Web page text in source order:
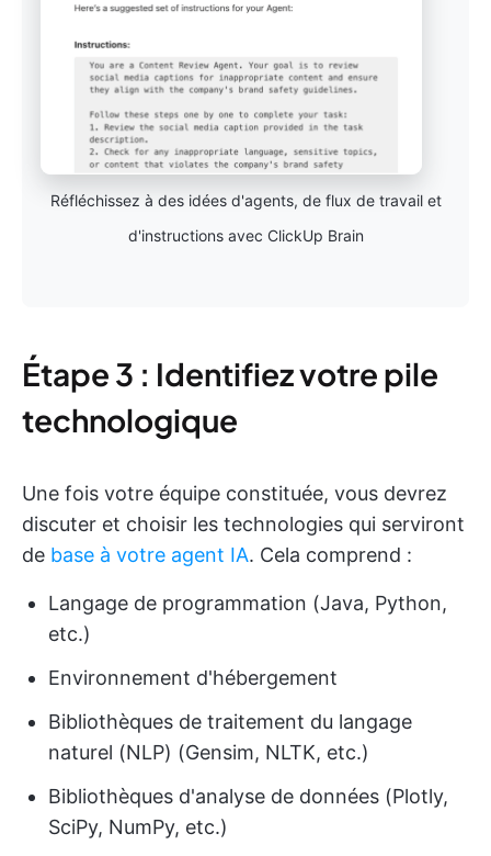
Réfléchissez à des idées d'agents, de flux de travail et
d'instructions avec ClickUp Brain
Étape 3 : Identifiez votre pile
technologique
Une fois votre équipe constituée, vous devrez
discuter et choisir les technologies qui serviront
de base à votre agent IA. Cela comprend :
Langage de programmation (Java, Python,
etc.)
Environnement d'hébergement
Bibliothèques de traitement du langage
naturel (NLP) (Gensim, NLTK, etc.)
Bibliothèques d'analyse de données (Plotly,
SciPy, NumPy, etc.)